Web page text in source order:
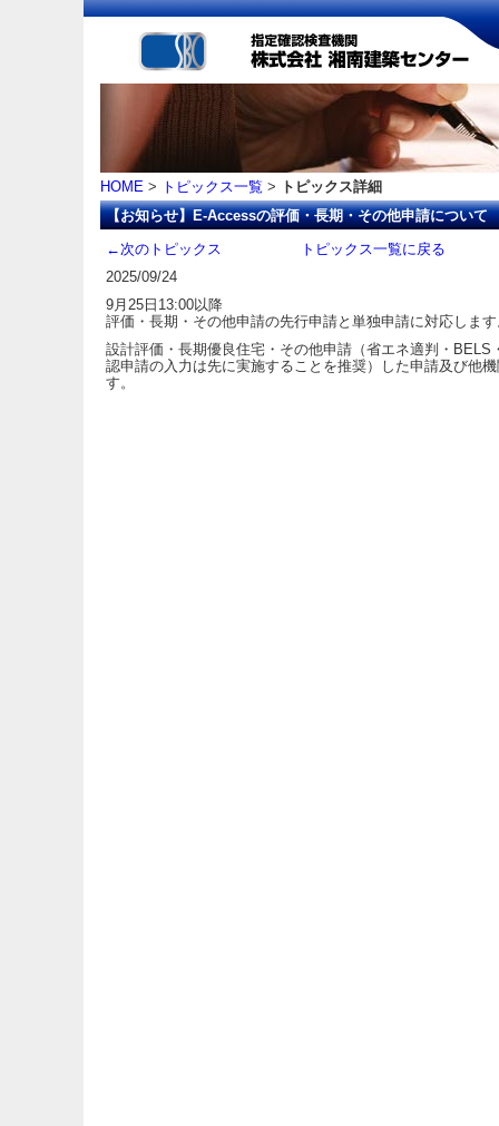
HOME > トピックス一覧 >
トピックス詳細
【お知らせ】E-Accessの評価・長期・その他申請について
←次のトピックス
トピックス一覧に戻る
2025/09/24
9月25日13:00以降
評価・長期・その他申請の先行申請と単独申請に対応しま
設計評価・長期優良住宅・その他申請（省エネ適判・
認申請の入力は先に実施することを推奨）した申請及び他
す。